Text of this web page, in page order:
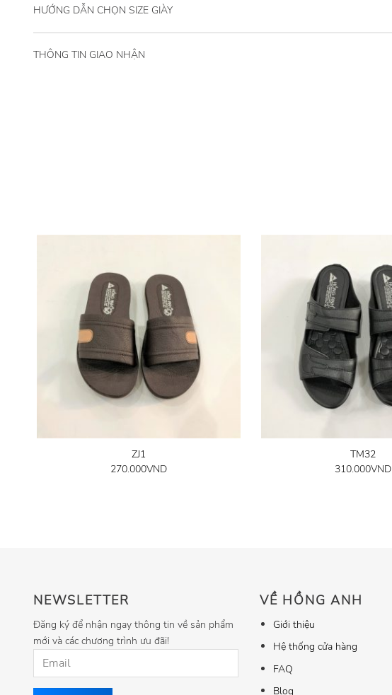
HƯỚNG DẪN CHỌN SIZE GIÀY
THÔNG TIN GIAO NHẬN
ZJ1
270.000VND
TM32
310.000VND
NEWSLETTER
Đăng ký để nhận ngay thông tin về sản phẩm
mới và các chương trình ưu đãi!
VỀ HỒNG ANH
Giới thiệu
Hệ thống cửa hàng
FAQ
Blog